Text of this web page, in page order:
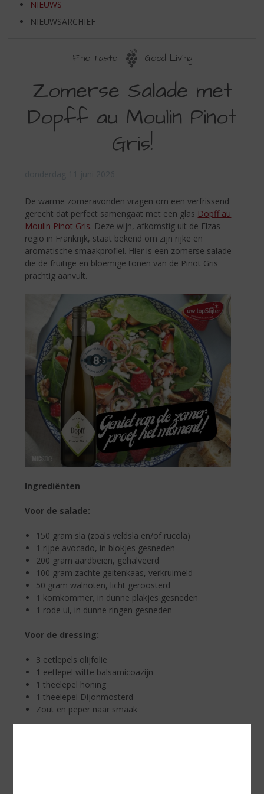
NIEUWS
NIEUWSARCHIEF
Fine Taste Good Living
Zomerse Salade met
Dopff au Moulin Pinot
Gris!
De warme zomeravonden vragen om een verfrissend
gerecht dat perfect samengaat met een glas Dopff au
Moulin Pinot Gris. Deze wijn, afkomstig uit de Elzas-
regio in Frankrijk, staat bekend om zijn rijke en
aromatische smaakprofiel. Hier is een zomerse salade
die de fruitige en bloemige tonen van de Pinot Gris
prachtig aanvult.
Ingrediënten
Voor de salade:
150 gram sla (zoals veldsla en/of rucola)
1 rijpe avocado, in blokjes gesneden
200 gram aardbeien, gehalveerd
100 gram zachte geitenkaas, verkruimeld
50 gram walnoten, licht geroosterd
1 komkommer, in dunne plakjes gesneden
1 rode ui, in dunne ringen gesneden
Voor de dressing:
3 eetlepels olijfolie
1 eetlepel witte balsamicoazijn
1 theelepel honing
1 theelepel Dijonmosterd
Zout en peper naar smaak